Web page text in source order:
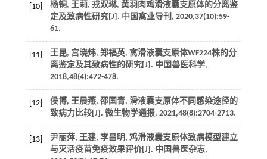
[10]
杨铜, 王莉, 戎双琳, 黄羽肉鸡滑液囊支原体的分离鉴
定及致病性研究[J]. 中国禽业导刊 , 2020,37(10):59-
61.
[11]
王昆, 宫晓炜, 郑福英, 禽滑液囊支原体WF224株的分
离鉴定及其致病性的研究[J]. 中国兽医科学,
2018,48(4):472-478.
[12]
侯博, 王晨燕, 邵国青, 滑液囊支原体不同感染途径的
致病力比较[J]. 微生物学通报, 2021,48(8):2704-2713.
[13]
尹丽萍, 王建, 李昌明, 鸡滑液囊支原体致病模型建立
与灭活疫苗免疫效果评价[J]. 中国兽医杂志,